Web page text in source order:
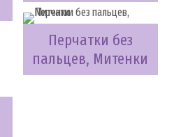
Перчатки без
пальцев, Митенки